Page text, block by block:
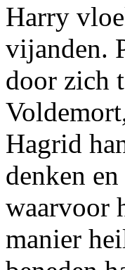
Harry
vijanden.
door zich
Hagrid
denken
waarvoor
manier